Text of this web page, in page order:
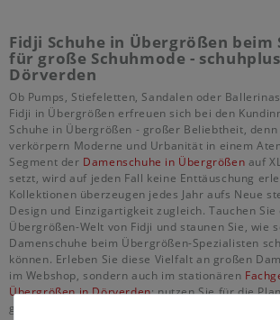
Fidji Schuhe in Übergrößen beim
für große Schuhmode -
Dörverden
Ob Pumps, Stiefeletten, Sandalen oder
Fidji in Übergrößen erfreuen sich bei den
Schuhe in Übergrößen - großer Beliebtheit,
verkörpern Moderne und Urbanität in einem
Segment der Damenschuhe in Übergrößen auf
setzt, wird auf jeden Fall keine Enttäuschung
Kollektionen überzeugen jedes Jahr aufs Neue
Design und Einzigartigkeit zugleich. Tauchen Sie
Übergrößen-Welt von Fidji und staunen Sie, wie
Damenschuhe beim Übergrößen-Spezialisten
können. Erleben Sie diese Vielfalt an großen
im Webshop, sondern auch im stationären
Übergrößen in Dörverden; nutzen Sie für die
gerne auch die